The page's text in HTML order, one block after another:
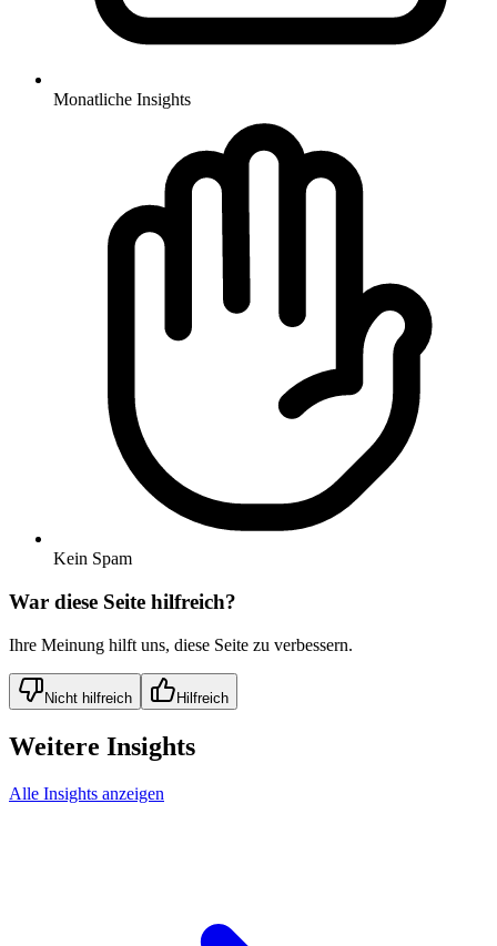
Monatliche Insights
Kein Spam
War diese Seite hilfreich?
Ihre Meinung hilft uns, diese Seite zu verbessern.
Nicht hilfreich Hilfreich
Weitere Insights
Alle Insights anzeigen